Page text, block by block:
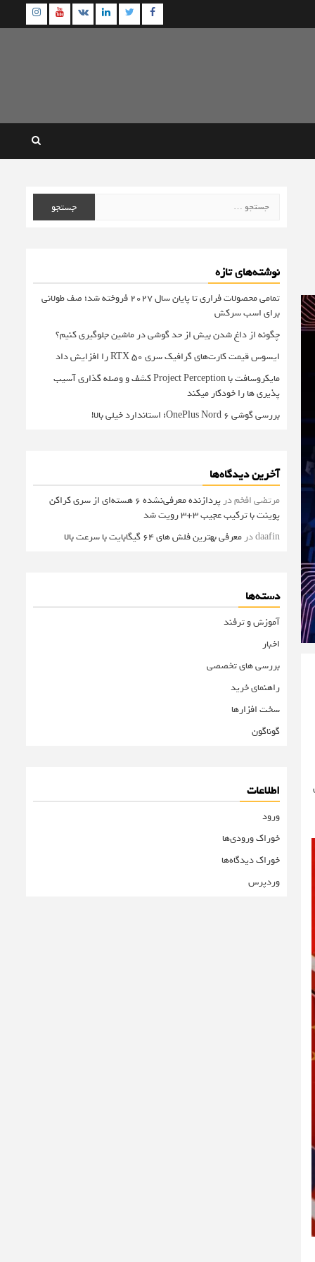
Facebook
Twitter
Linkedin
VK
برای:
نوشته‌های تازه
تمامی محصولات فراری تا پایان سال ۲۰۲۷ فروخته شد؛ صف طولانی
برای اسب سرکش
چگونه از داغ شدن بیش از حد گوشی در ماشین جلوگیری کنیم؟
ایسوس قیمت کارت‌های گرافیک سری RTX 50 را افزایش داد
مایکروسافت با Project Perception کشف و وصله گذاری آسیب
پذیری ها را خودکار میکند
بررسی گوشی OnePlus Nord 6؛ استاندارد خیلی بالا!
آخرین دیدگاه‌ها
مرتضی افخمدر
پردازنده معرفی‌نشده 6 هسته‌ای از سری کراکن
پوینت با ترکیب عجیب 3+3 رویت شد
daafinدر معرفی بهترین فلش های 64 گیگابایت با سرعت بالا
دسته‌ها
آموزش و ترفند
اخبار
بررسی های تخصصی
راهنمای خرید
سخت افزارها
گوناگون
اطلاعات
ورود
خوراک ورودی‌ها
خوراک دیدگاه‌ها
وردپرس